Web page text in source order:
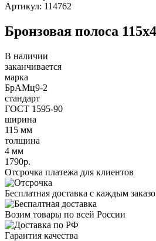
Артикул: 114762
Бронзовая полоса
В наличии
заканчивается
марка
БрАМц9-2
стандарт
ГОСТ 1595-90
ширина
115 мм
толщина
4 мм
1790р.
Отсрочка платежа для клиентов
Бесплатная доставка с каждым
Возим товары по всей России
Гарантия качества